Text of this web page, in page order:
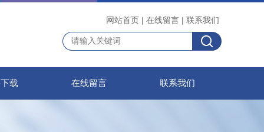
网站首页 | 在线留言 | 联系我们
载 在线留言 联系我们